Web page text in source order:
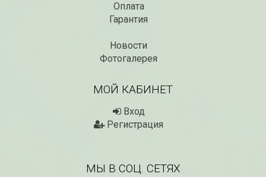
Рассада Незабудка
Оплата
Гарантия
Новости
Фотогалерея
МОЙ КАБИНЕТ
Вход
Регистрация
МЫ В СОЦ. СЕТЯХ